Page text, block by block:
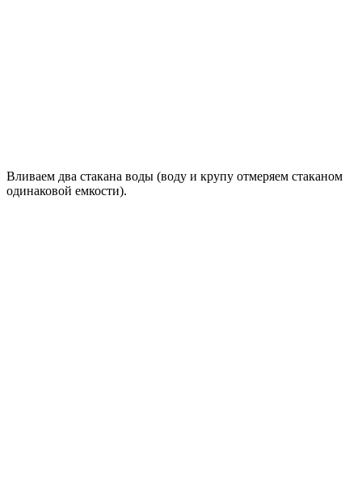
Вливаем два стакана воды (воду и крупу отмеряем стаканом
одинаковой емкости).